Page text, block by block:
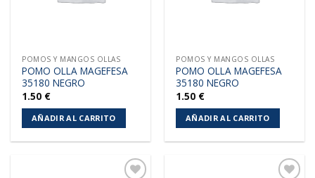
POMOS Y MANGOS OLLAS
POMO OLLA MAGEFESA
35180 NEGRO
1.50 €
AÑADIR AL CARRITO
POMOS Y MANGOS OLLAS
POMO OLLA MAGEFESA
35180 NEGRO
1.50 €
AÑADIR AL CARRITO